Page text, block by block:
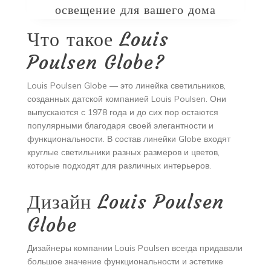
освещение для вашего дома
Что такое Louis
Poulsen Globe?
Louis Poulsen Globe — это линейка светильников,
созданных датской компанией Louis Poulsen. Они
выпускаются с 1978 года и до сих пор остаются
популярными благодаря своей элегантности и
функциональности. В состав линейки Globe входят
круглые светильники разных размеров и цветов,
которые подходят для различных интерьеров.
Дизайн Louis Poulsen
Globe
Дизайнеры компании Louis Poulsen всегда придавали
большое значение функциональности и эстетике